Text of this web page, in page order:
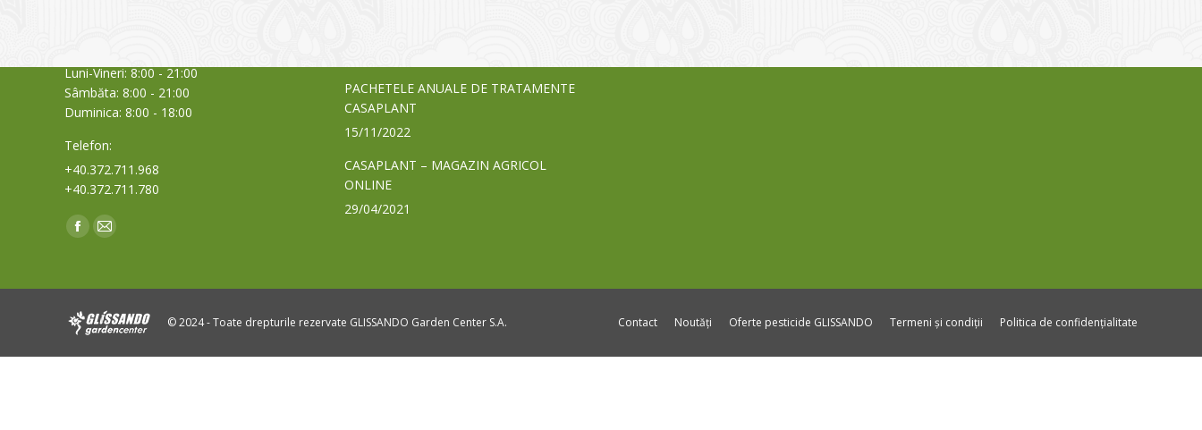
Luni-Vineri: 8:00 - 21:00
Sâmbăta: 8:00 - 21:00
Duminica: 8:00 - 18:00
Telefon:
+40.372.711.968
+40.372.711.780
Find us on:
Facebook
new
Mail
new
PACHETELE ANUALE DE TRATAMENTE
CASAPLANT
15/11/2022
CASAPLANT – MAGAZIN AGRICOL
ONLINE
29/04/2021
© 2024 - Toate drepturile rezervate GLISSANDO Garden Center S.A. Contact Noutăți Oferte pesticide GLISSANDO Termeni și condiții Politica de confidențialitate